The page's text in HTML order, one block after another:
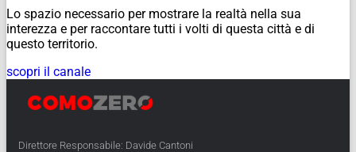
Lo spazio necessario per mostrare la realtà nella sua
interezza e per raccontare tutti i volti di questa città e di
questo territorio.
scopri il canale
Direttore Responsabile: Davide Cantoni